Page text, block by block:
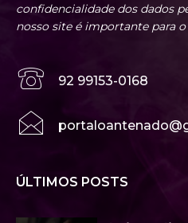
confidencialidade dos dados
nosso site é importante para
92 99153-0168
ÚLTIMOS POSTS